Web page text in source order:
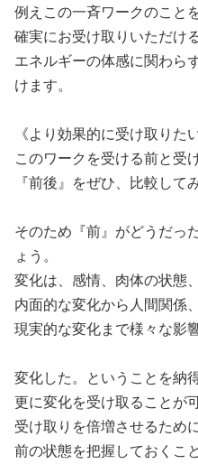
例えこの一斉ワークのこと
確実にお受け取りいただけ
エネルギーの体感に関わら
けます。
《より効果的に受け取りた
このワークを受ける前と受
『前後』をぜひ、比較して
そのため『前』がどうだっ
ょう。
変化は、感情、肉体の状態
内面的な変化から人間関係
現実的な変化まで様々な影
変化した。ということを納
更に変化を受け取ることが
受け取りを倍増させるため
前の状態を把握しておくこ